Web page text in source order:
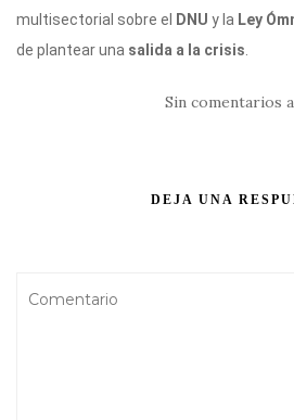
multisectorial sobre el
DNU y la Ley
de plantear una salida a la crisis
Sin comentarios
DEJA UNA